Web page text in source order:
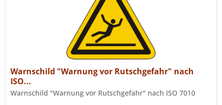
Warnschild "Warnung vor Rutschgefahr" nach
ISO...
Warnschild "Warnung vor Rutschgefahr" nach ISO 7010